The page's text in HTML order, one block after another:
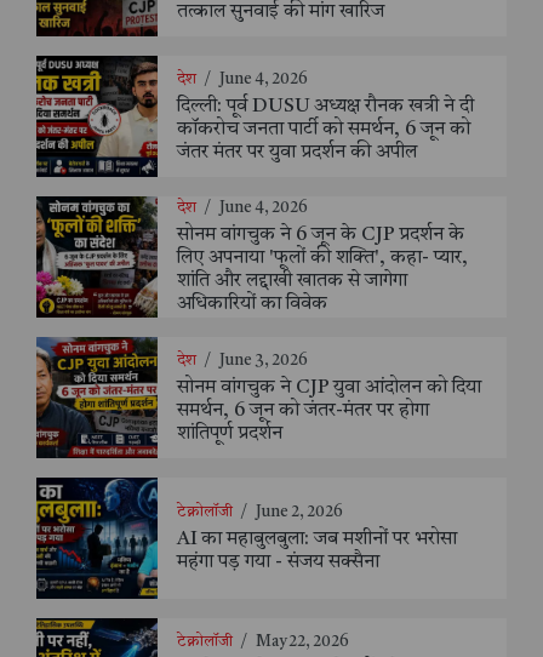
तत्काल सुनवाई की मांग खारिज
देश / June 4, 2026
दिल्ली: पूर्व DUSU अध्यक्ष रौनक खत्री ने दी
कॉकरोच जनता पार्टी को समर्थन, 6 जून को
जंतर मंतर पर युवा प्रदर्शन की अपील
देश / June 4, 2026
सोनम वांगचुक ने 6 जून के CJP प्रदर्शन के
लिए अपनाया 'फूलों की शक्ति', कहा- प्यार,
शांति और लद्दाखी खातक से जागेगा
अधिकारियों का विवेक
देश / June 3, 2026
सोनम वांगचुक ने CJP युवा आंदोलन को दिया
समर्थन, 6 जून को जंतर-मंतर पर होगा
शांतिपूर्ण प्रदर्शन
टेक्नोलॉजी / June 2, 2026
AI का महाबुलबुला: जब मशीनों पर भरोसा
महंगा पड़ गया - संजय सक्सैना
टेक्नोलॉजी / May 22, 2026